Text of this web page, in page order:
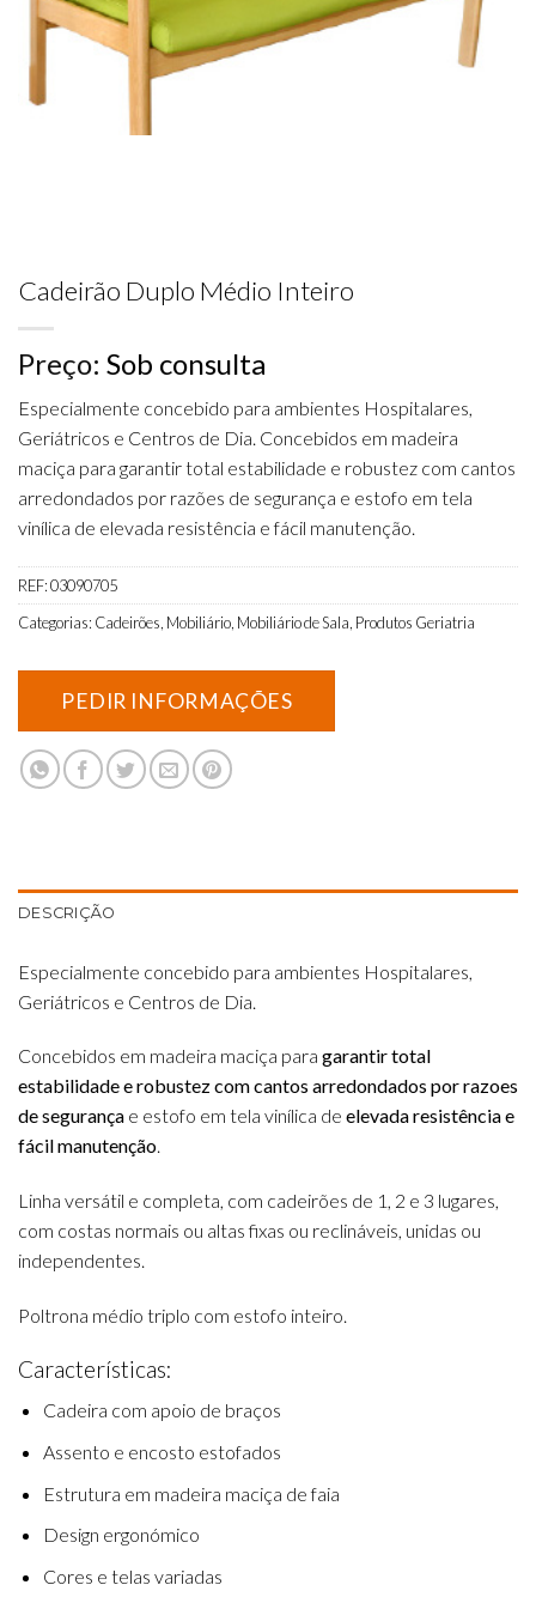
Cadeirão Duplo Médio Inteiro
Preço: Sob consulta
Especialmente concebido para ambientes Hospitalares,
Geriátricos e Centros de Dia. Concebidos em madeira
maciça para garantir total estabilidade e robustez com cantos
arredondados por razões de segurança e estofo em tela
vinílica de elevada resistência e fácil manutenção.
REF:03090705
Categorias: Cadeirões, Mobiliário, Mobiliário de Sala, Produtos Geriatria
DESCRIÇÃO
Especialmente concebido para ambientes Hospitalares,
Geriátricos e Centros de Dia.
Concebidos em madeira maciça para garantir total
estabilidade e robustez com cantos arredondados por razoes
de segurança e estofo em tela vinílica de elevada resistência e
fácil manutenção.
Linha versátil e completa, com cadeirões de 1, 2 e 3 lugares,
com costas normais ou altas fixas ou reclináveis, unidas ou
independentes.
Poltrona médio triplo com estofo inteiro.
Características:
Cadeira com apoio de braços
Assento e encosto estofados
Estrutura em madeira maciça de faia
Design ergonómico
Cores e telas variadas